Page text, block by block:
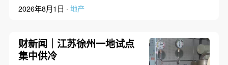
2026年8月1日 · 地产
财新闻｜江苏徐州一地试点
集中供冷